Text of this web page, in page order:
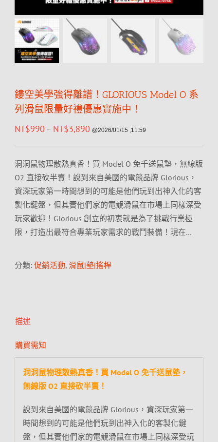
鏤空美學強得離譜！GLORIOUS Model O 系
列滑鼠限量好禮優惠實施中！
NT$990 – NT$3,890 @2026/01/15 ,11:59
洞洞鼠物理散熱真香！買 Model O 免千送鼠墊，無線版
O2 直接砍半賣！說到來自美國的電競品牌 Glorious，
資深玩家第一時間想到的可能是他們玩到出神入化的客
製化鍵盤，但其實他們家的電競滑鼠在市場上同樣深受
玩家歡迎！Glorious 創立的初衷就是為了挑戰行業極
限，打造出最符合專業玩家需求的戰鬥裝備！現在…
分類: 促銷活動, 滑鼠|墊|搖桿
描述
購買需知
洞洞鼠物理散熱真香！買 Model O 免千送鼠墊，
無線版 O2 直接砍半賣！
說到來自美國的電競品牌 Glorious，資深玩家第一
時間想到的可能是他們玩到出神入化的客製化鍵
盤，但其實他們家的電競滑鼠在市場上同樣深受玩